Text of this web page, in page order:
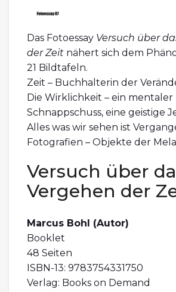
Das Fotoessay Versuch über
der Zeit nähert sich dem
21 Bildtafeln.
Zeit – Buchhalterin der
Die Wirklichkeit – ein mentaler
Schnappschuss, eine geistige
Alles was wir sehen ist
Fotografien – Objekte der
Versuch über
Vergehen der
Marcus Bohl (Autor)
Booklet
48 Seiten
ISBN-13: 9783754331750
Verlag: Books on Demand